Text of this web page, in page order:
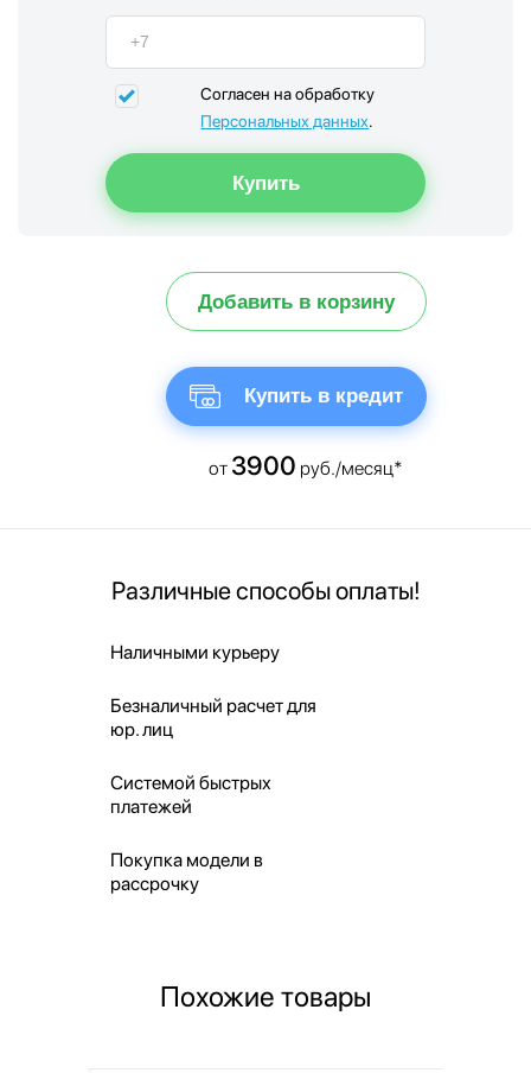
Согласен на обработку
Персональных данных.
Добавить в корзину
Купить в кредит
от 3900 руб./месяц*
Различные способы оплаты!
Наличными курьеру
Безналичный расчет для
юр. лиц
Системой быстрых
платежей
Покупка модели в
рассрочку
Похожие товары